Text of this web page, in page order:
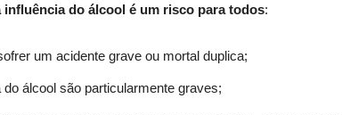
influência do álcool é um risco para todos:
um acidente grave ou mortal duplica;
álcool são particularmente graves;